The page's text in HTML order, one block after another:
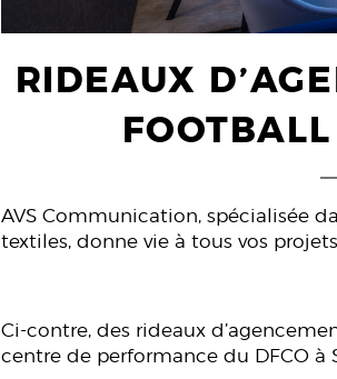
RIDEAUX
AVS Communication, spécialisée
textiles, donne vie à tous vos projets.
Ci-contre, des rideaux
centre de performance du DFCO à